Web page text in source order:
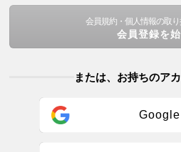
会員規約・個人情報の取
会員登録を
または、お持ちのア
Google